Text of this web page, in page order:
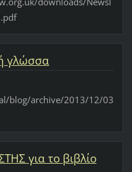
γλώσσα
blog/archive/2013/12/03
για το βιβλίο